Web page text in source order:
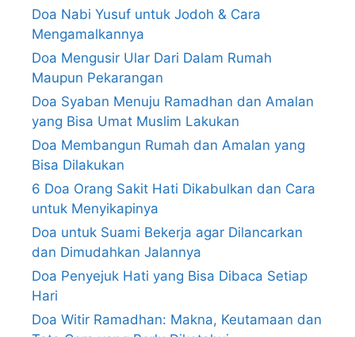
Doa Nabi Yusuf untuk Jodoh & Cara
Mengamalkannya
Doa Mengusir Ular Dari Dalam Rumah
Maupun Pekarangan
Doa Syaban Menuju Ramadhan dan Amalan
yang Bisa Umat Muslim Lakukan
Doa Membangun Rumah dan Amalan yang
Bisa Dilakukan
6 Doa Orang Sakit Hati Dikabulkan dan Cara
untuk Menyikapinya
Doa untuk Suami Bekerja agar Dilancarkan
dan Dimudahkan Jalannya
Doa Penyejuk Hati yang Bisa Dibaca Setiap
Hari
Doa Witir Ramadhan: Makna, Keutamaan dan